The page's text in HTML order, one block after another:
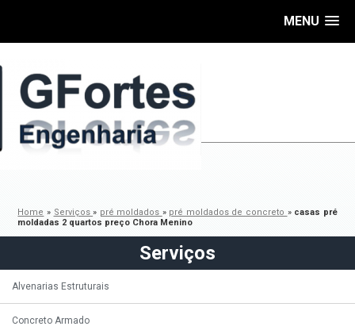
MENU
Home » Serviços» pré moldados » pré moldados de concreto » casas pré
moldadas 2 quartos preço Chora Menino
Serviços
Alvenarias Estruturais
Concreto Armado